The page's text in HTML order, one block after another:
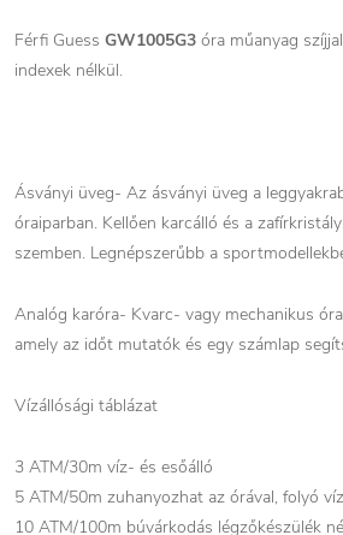
Férfi Guess GW1005G3 óra műanyag
indexek nélkül.
Ásványi üveg- Az ásványi üveg a
óraiparban. Kellően karcálló és a
szemben. Legnépszerűbb a
Analóg karóra- Kvarc- vagy mechanikus
amely az időt mutatók és egy számlap
Vízállósági táblázat
3 ATM/30m víz- és esőálló
5 ATM/50m zuhanyozhat az órával, folyó
10 ATM/100m búvárkodás légzőkészülék